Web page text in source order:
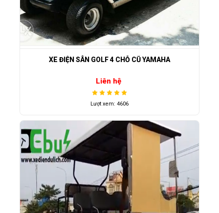
XE ĐIỆN SÂN GOLF 4 CHỖ CŨ YAMAHA
Liên hệ
Lượt xem: 4606